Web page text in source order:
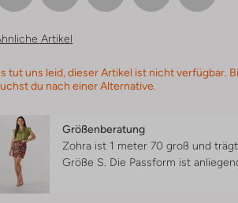
Artikel
tut uns leid, dieser Artikel ist nicht verfügbar.
du nach einer Alternative.
Größenberatung
Zohra ist 1 meter 70 groß und trägt
Größe S. Die Passform ist